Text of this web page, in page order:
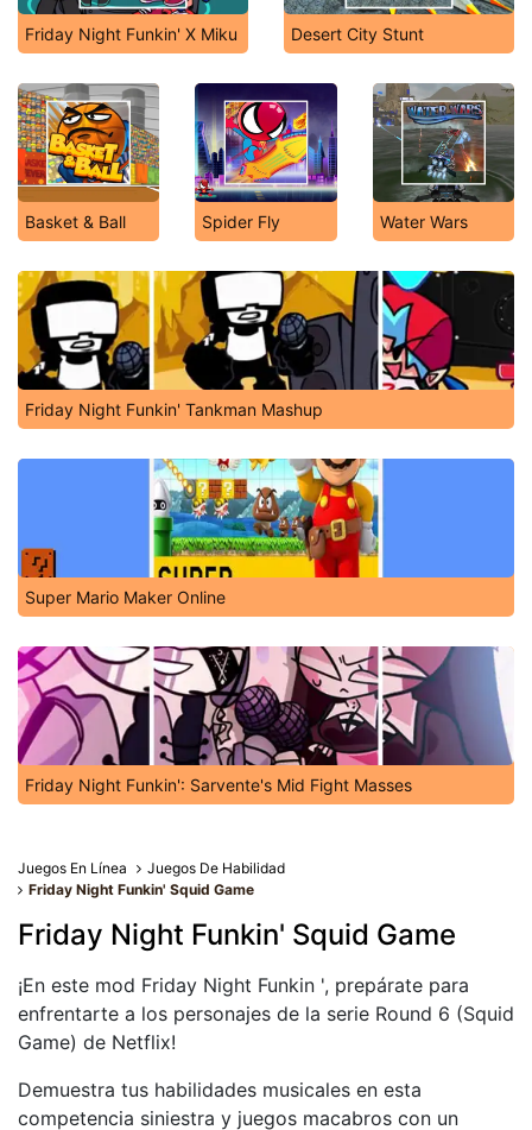
Friday Night Funkin' X Miku Desert City Stunt
Basket & Ball Spider Fly Water Wars
Friday Night Funkin' Tankman Mashup
Super Mario Maker Online
Friday Night Funkin': Sarvente's Mid Fight Masses
Juegos En Línea
Juegos De Habilidad
Friday Night Funkin' Squid Game
Friday Night Funkin' Squid Game
¡En este mod Friday Night Funkin ', prepárate para
enfrentarte a los personajes de la serie Round 6 (Squid
Game) de Netflix!
Demuestra tus habilidades musicales en esta
competencia siniestra y juegos macabros con un